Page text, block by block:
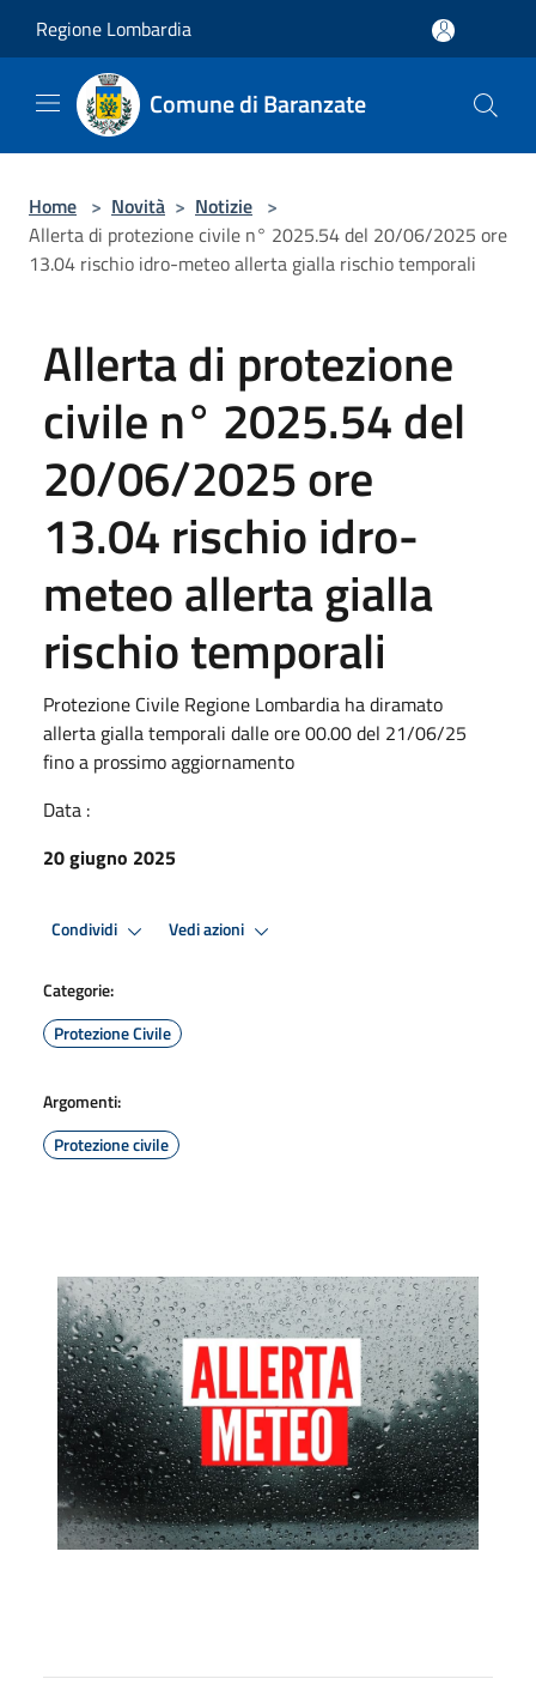
Regione Lombardia
Comune di Baranzate
Home > Novità > Notizie >
Allerta di protezione civile n° 2025.54 del 20/06/2025 ore
13.04 rischio idro-meteo allerta gialla rischio temporali
Allerta di protezione
civile n° 2025.54 del
20/06/2025 ore
13.04 rischio idro-
meteo allerta gialla
rischio temporali
Protezione Civile Regione Lombardia ha diramato
allerta gialla temporali dalle ore 00.00 del 21/06/25
fino a prossimo aggiornamento
Data :
20 giugno 2025
Condividi Vedi azioni
Categorie:
Protezione Civile
Argomenti:
Protezione civile